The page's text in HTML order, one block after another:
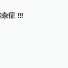
症 !!!